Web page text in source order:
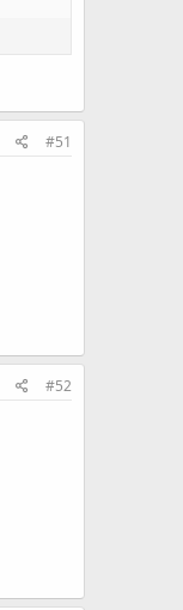
#51
#52